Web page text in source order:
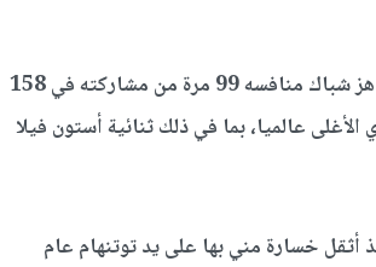
ومنذ قدومه من روما الإيطالي في صيف 2017، نجح صلاح في هز شباك منافسه 99 مرة من مشاركته في 158
على مستوى الدوري الأغلى عالميا، بما في ذلك ثنائية أستون فيلا
أثقل خسارة مني بها على يد توتنهام عام